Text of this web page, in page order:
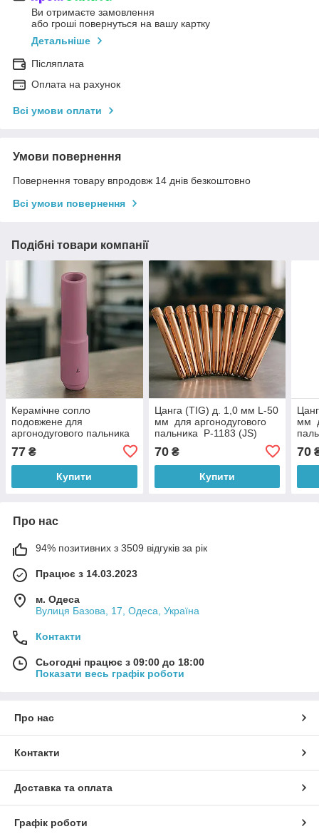
Ви отримаєте замовлення
або гроші повернуться на вашу картку
Детальніше
Післяплата
Оплата на рахунок
Всі умови оплати
Умови повернення
Повернення товару впродовж 14 днів безкоштовно
Всі умови повернення
Подібні товари компанії
Керамічне сопло
подовжене для
аргонодугового пальника
1187 (JS)
77 ₴
Купити
Цанга (TIG) д. 1,0 мм L-50
мм для аргонодугового
пальника P-1183 (JS)
70₴
Купити
мм
70
Про нас
94% позитивних з 3509 відгуків за рік
Працює з 14.03.2023
м. Одеса
Вулиця Базова, 17, Одеса, Україна
Контакти
Сьогодні працює з 09:00 до 18:00
Показати весь графік роботи
Про нас
Контакти
Доставка та оплата
Графік роботи